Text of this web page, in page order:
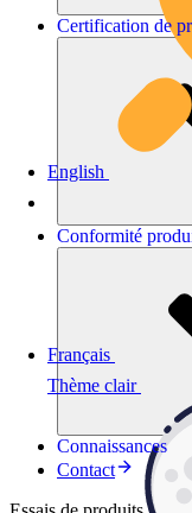
Thème clair
English
Français
Certification de
Conformité
Connaissances
Contact